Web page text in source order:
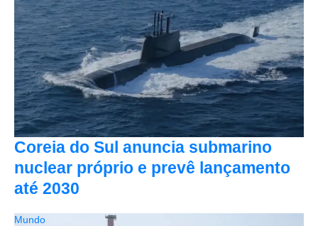
Coreia do Sul anuncia submarino
nuclear próprio e prevê lançamento
até 2030
Mundo